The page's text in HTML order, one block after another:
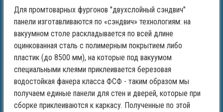
Для промтоварных фургонов "двухслойный сэндвич"
панели изготавливаются по «сэндвич» технологиям: на
вакуумном столе раскладывается по всей длине
оцинкованная сталь с полимерным покрытием либо
пластик (до 8500 мм), на которые под вакуумом
специальными клеями приклеивается березовая
водостойкая фанера класса ФСФ - таким образом мы
получаем единые панели для стен и дверей, которые при
сборке приклеиваются к каркасу. Полученные по этой